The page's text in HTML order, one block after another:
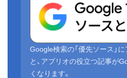
Google検索の「優先ソース」
と、アプリオの役立つ記事が
くなります。